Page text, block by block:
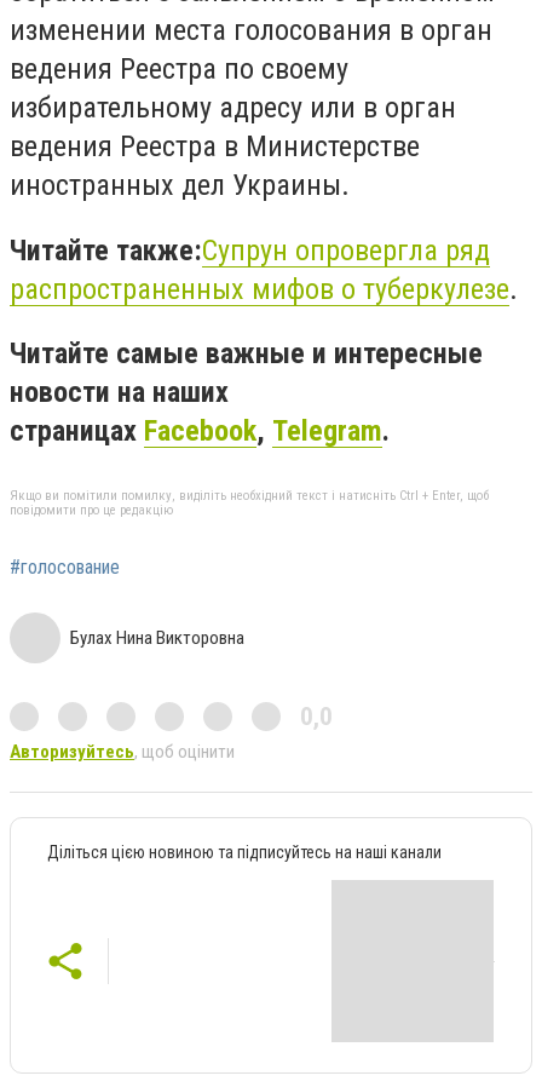
изменении места голосования в орган
ведения Реестра по своему
избирательному адресу или в орган
ведения Реестра в Министерстве
иностранных дел Украины.
Читайте также:Супрун опровергла ряд
распространенных мифов о туберкулезе.
Читайте самые важные и интересные
новости на наших
страницах Facebook, Telegram.
Якщо ви помітили помилку, виділіть необхідний текст і натисніть Ctrl + Enter, щоб
повідомити про це редакцію
#голосование
Булах Нина Викторовна
0,0
Авторизуйтесь, щоб оцінити
Діліться цією новиною та підписуйтесь на наші канали